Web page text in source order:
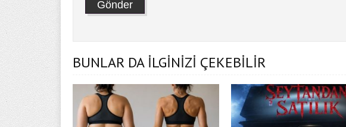
BUNLAR DA İLGİNİZİ ÇEKEBİLİR